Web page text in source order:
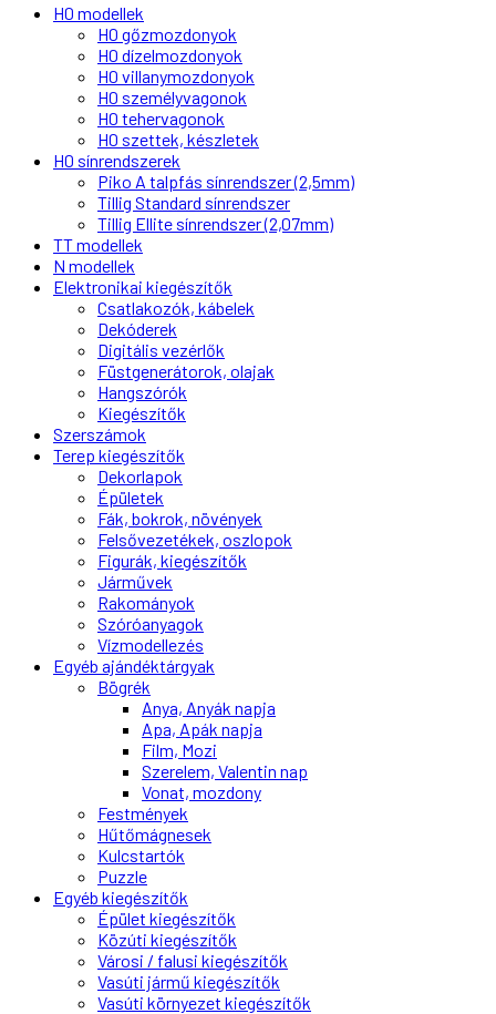
H0 modellek
H0 gőzmozdonyok
H0 dízelmozdonyok
H0 villanymozdonyok
H0 személyvagonok
H0 tehervagonok
H0 szettek, készletek
H0 sínrendszerek
Piko A talpfás sínrendszer (2,5mm)
Tillig Standard sínrendszer
Tillig Ellite sínrendszer (2,07mm)
TT modellek
N modellek
Elektronikai kiegészítők
Csatlakozók, kábelek
Dekóderek
Digitális vezérlők
Füstgenerátorok, olajak
Hangszórók
Kiegészítők
Szerszámok
Terep kiegészítők
Dekorlapok
Épületek
Fák, bokrok, növények
Felsővezetékek, oszlopok
Figurák, kiegészítők
Járművek
Rakományok
Szóróanyagok
Vízmodellezés
Egyéb ajándéktárgyak
Bögrék
Anya, Anyák napja
Apa, Apák napja
Film, Mozi
Szerelem, Valentin nap
Vonat, mozdony
Festmények
Hűtőmágnesek
Kulcstartók
Puzzle
Egyéb kiegészítők
Épület kiegészítők
Közúti kiegészítők
Városi / falusi kiegészítők
Vasúti jármű kiegészítők
Vasúti környezet kiegészítők